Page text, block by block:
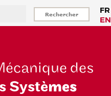
FR
EN
des
Systèmes